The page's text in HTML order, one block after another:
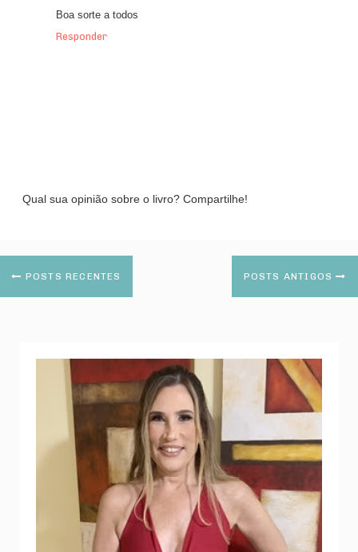
Boa sorte a todos
Responder
Qual sua opinião sobre o livro? Compartilhe!
POSTS RECENTES POSTS ANTIGOS